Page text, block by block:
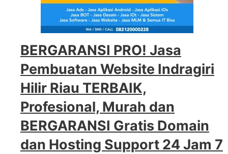
BERGARANSI PRO! Jasa
Pembuatan Website Indragiri
Hilir Riau TERBAIK,
Profesional, Murah dan
BERGARANSI Gratis Domain
dan Hosting Support 24 Jam 7